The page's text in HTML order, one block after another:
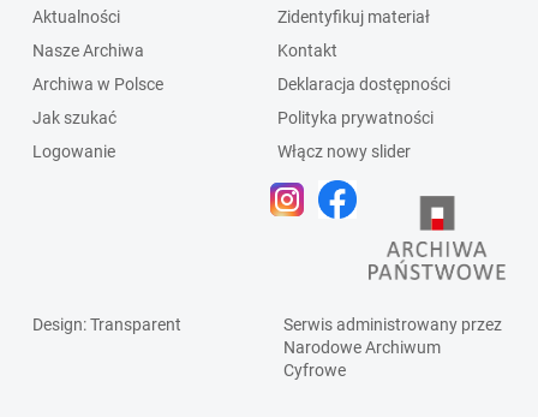
Aktualności
Nasze Archiwa
Archiwa w Polsce
Jak szukać
Logowanie
Zidentyfikuj materiał
Kontakt
Deklaracja dostępności
Polityka prywatności
Włącz nowy slider
Design: Transparent
Serwis administrowany przez
Narodowe Archiwum
Cyfrowe